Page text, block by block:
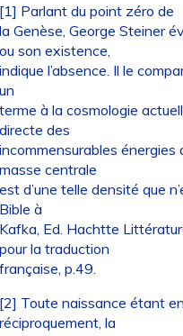
Parlant du point zéro de
Genèse, George Steiner
son existence,
l’absence. Il le
à la cosmologie
des
énergies
centrale
d’une telle densité que
à
Ed. Hachtte
la traduction
p.49.
Toute naissance étant
la